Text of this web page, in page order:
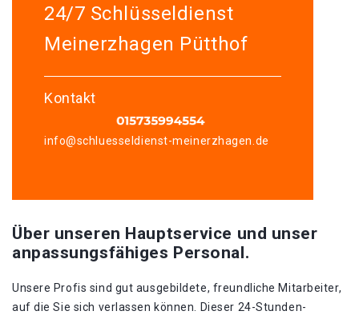
24/7 Schlüsseldienst
Meinerzhagen Pütthof
Kontakt
info@schluesseldienst-meinerzhagen.de
Über unseren Hauptservice und unser
anpassungsfähiges Personal.
Unsere Profis sind gut ausgebildete, freundliche Mitarbeiter,
auf die Sie sich verlassen können. Dieser 24-Stunden-